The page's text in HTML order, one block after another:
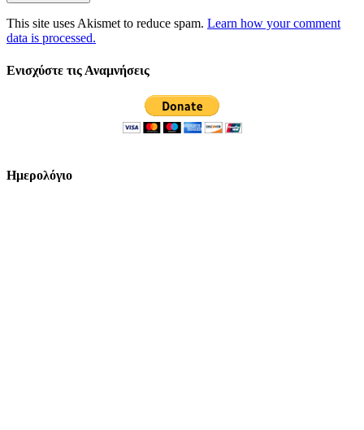
This site uses Akismet to reduce spam. Learn how your comment
data is processed.
Ενισχύστε τις Αναμνήσεις
Ημερολόγιο